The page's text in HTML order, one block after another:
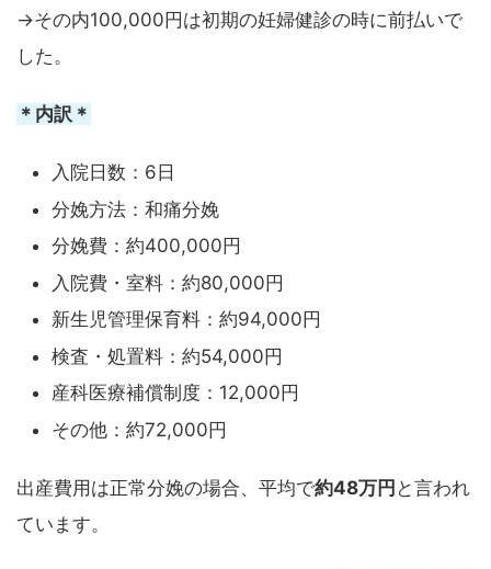
→その内100,000円は初期の妊婦健診の時に前払いで
した。
＊内訳＊
入院日数：6日
分娩方法：和痛分娩
分娩費：約400,000円
入院費・室料：約80,000円
新生児管理保育料：約94,000円
検査・処置料：約54,000円
産科医療補償制度：12,000円
その他：約72,000円
出産費用は正常分娩の場合、平均で約48万円 と言われ
ています。